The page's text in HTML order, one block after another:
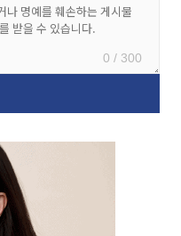
0 / 300